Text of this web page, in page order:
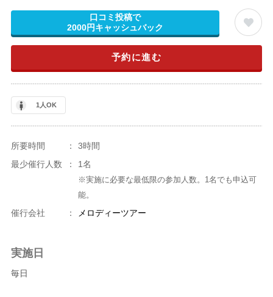
口コミ投稿で
2000円キャッシュバック
予約に進む
1人OK
所要時間 ：
3時間
最少催行人数
： 1名
※実施に必要な最低限の参加人数。1名でも申込可
能。
催行会社 ： メロディーツアー
実施日
毎日